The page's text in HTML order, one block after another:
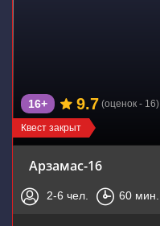
Квест закрыт
16+ 9.7 (оценок - 16)
Арзамас-16
2-6 чел. 60 мин.